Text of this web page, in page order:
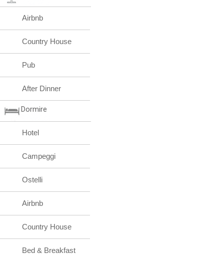
Airbnb
Country House
Pub
After Dinner
Dormire
Hotel
Campeggi
Ostelli
Airbnb
Country House
Bed & Breakfast